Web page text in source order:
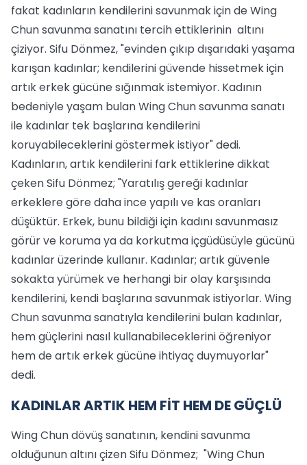
fakat kadınların kendilerini savunmak için de Wing
Chun savunma sanatını tercih ettiklerinin altını
çiziyor. Sifu Dönmez, "evinden çıkıp dışarıdaki yaşama
karışan kadınlar; kendilerini güvende hissetmek için
artık erkek gücüne sığınmak istemiyor. Kadının
bedeniyle yaşam bulan Wing Chun savunma sanatı
ile kadınlar tek başlarına kendilerini
koruyabileceklerini göstermek istiyor" dedi.
Kadınların, artık kendilerini fark ettiklerine dikkat
çeken Sifu Dönmez; "Yaratılış gereği kadınlar
erkeklere göre daha ince yapılı ve kas oranları
düşüktür. Erkek, bunu bildiği için kadını savunmasız
görür ve koruma ya da korkutma içgüdüsüyle gücünü
kadınlar üzerinde kullanır. Kadınlar; artık güvenle
sokakta yürümek ve herhangi bir olay karşısında
kendilerini, kendi başlarına savunmak istiyorlar. Wing
Chun savunma sanatıyla kendilerini bulan kadınlar,
hem güçlerini nasıl kullanabileceklerini öğreniyor
hem de artık erkek gücüne ihtiyaç duymuyorlar"
dedi.
KADINLAR ARTIK HEM FİT HEM DE GÜÇLÜ
Wing Chun dövüş sanatının, kendini savunma
olduğunun altını çizen Sifu Dönmez; "Wing Chun